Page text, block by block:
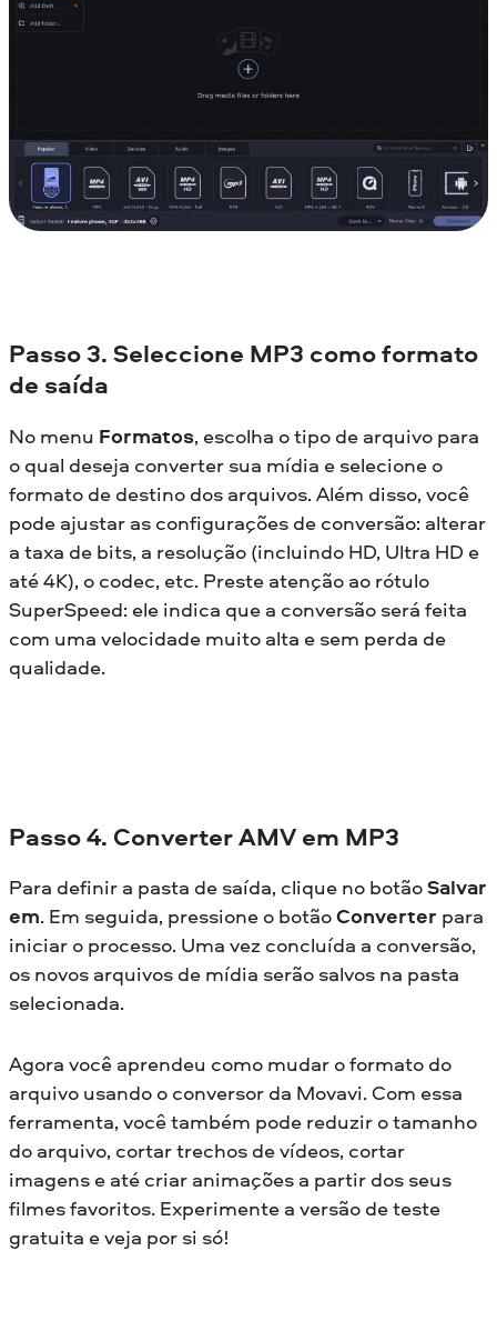
Passo 3. Seleccione MP3 como formato
de saída
No menu Formatos, escolha o tipo de arquivo para
o qual deseja converter sua mídia e selecione o
formato de destino dos arquivos. Além disso, você
pode ajustar as configurações de conversão: alterar
a taxa de bits, a resolução (incluindo HD, Ultra HD e
até 4K), o codec, etc. Preste atenção ao rótulo
SuperSpeed: ele indica que a conversão será feita
com uma velocidade muito alta e sem perda de
qualidade.
Passo 4. Converter AMV em MP3
Para definir a pasta de saída, clique no botãoSalvar
em. Em seguida, pressione o botãoConverter para
iniciar o processo. Uma vez concluída a conversão,
os novos arquivos de mídia serão salvos na pasta
selecionada.
Agora você aprendeu como mudar o formato do
arquivo usando o conversor da Movavi. Com essa
ferramenta, você também pode reduzir o tamanho
do arquivo, cortar trechos de vídeos, cortar
imagens e até criar animações a partir dos seus
filmes favoritos. Experimente a versão de teste
gratuita e veja por si só!